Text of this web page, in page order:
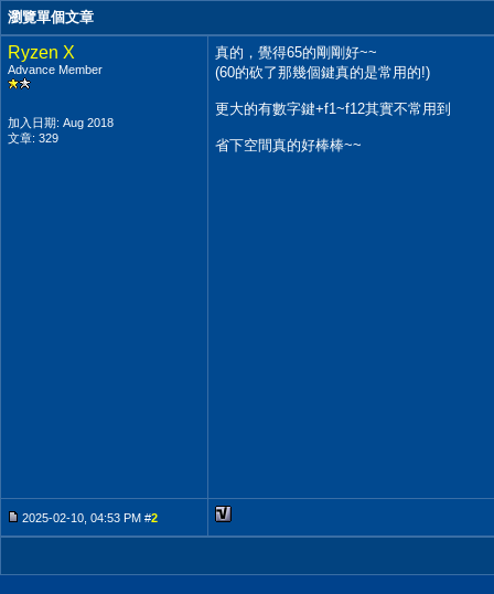
瀏覽單個文章
Ryzen X
Advance Member
加入日期: Aug 2018
文章: 329
真的，覺得65的剛剛好~~
(60的砍了那幾個鍵真的是常用的!)
更大的有數字鍵+f1~f12其實不常用到
省下空間真的好棒棒~~
2025-02-10, 04:53 PM #2